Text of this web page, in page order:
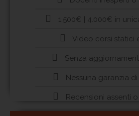
1.500€ | 4.000€ in
Video corsi statici
Senza
Nessuna garanzia
Recensioni assenti